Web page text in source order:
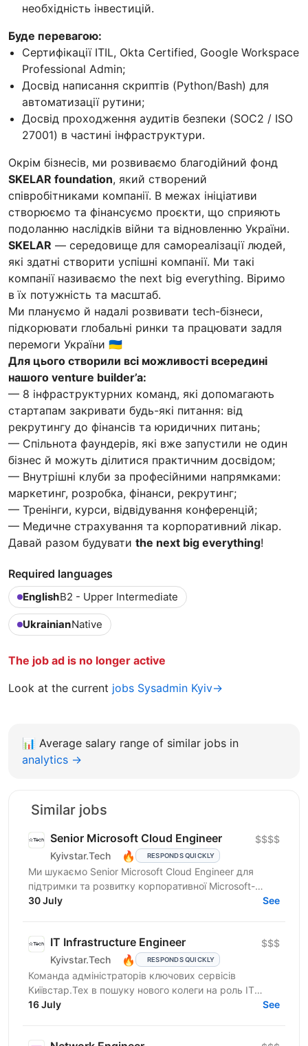
необхідність інвестицій.
Буде перевагою:
Сертифікації ITIL, Okta Certified, Google Workspace
Professional Admin;
Досвід написання скриптів (Python/Bash) для
автоматизації рутини;
Досвід проходження аудитів безпеки (SOC2 / ISO
27001) в частині інфраструктури.
Окрім бізнесів, ми розвиваємо благодійний фонд
SKELAR foundation, який створений
співробітниками компанії. В межах ініціативи
створюємо та фінансуємо проєкти, що сприяють
подоланню наслідків війни та відновленню України.
SKELAR — середовище для самореалізації людей,
які здатні створити успішні компанії. Ми такі
компанії називаємо the next big everything. Віримо
в їх потужність та масштаб.
Ми плануємо й надалі розвивати tech-бізнеси,
підкорювати глобальні ринки та працювати задля
перемоги України 🇺🇦
Для цього створили всі можливості всередині
нашого venture builder’a:
— 8 інфраструктурних команд, які допомагають
стартапам закривати будь-які питання: від
рекрутингу до фінансів та юридичних питань;
— Спільнота фаундерів, які вже запустили не один
бізнес й можуть ділитися практичним досвідом;
— Внутрішні клуби за професійними напрямками:
маркетинг, розробка, фінанси, рекрутинг;
— Тренінги, курси, відвідування конференцій;
— Медичне страхування та корпоративний лікар.
Давай разом будувати the next big everything!
Required languages
EnglishB2 - Upper Intermediate
UkrainianNative
The job ad is no longer active
Look at the current jobs Sysadmin Kyiv→
📊 Average salary range of similar jobs in
analytics →
Similar jobs
Senior Microsoft Cloud Engineer
Kyivstar.Tech 🔥 RESPONDS QUICKLY
$$$$
Ми шукаємо Senior Microsoft Cloud Engineer для
підтримки та розвитку корпоративної Microsoft-
екосистеми, автоматизації процесів та вирішення
30 July See
IT Infrastructure Engineer
Kyivstar.Tech 🔥 RESPONDS QUICKLY
$$$
Команда адміністраторів ключових сервісів
Київстар.Тех в пошуку нового колеги на роль IT
Infrastructure Engineer. Що ти будеш робити
16 July See